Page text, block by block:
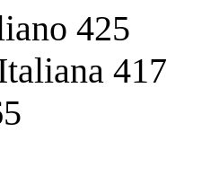
425
417